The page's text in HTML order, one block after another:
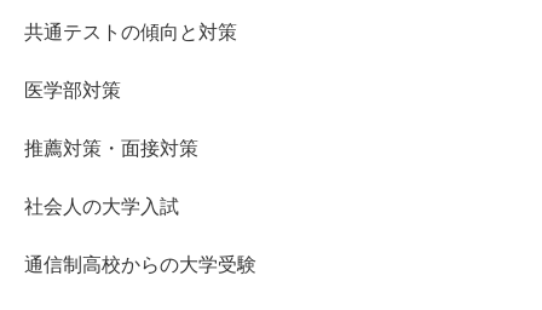
共通テストの傾向と対策
医学部対策
推薦対策・面接対策
社会人の大学入試
通信制高校からの大学受験